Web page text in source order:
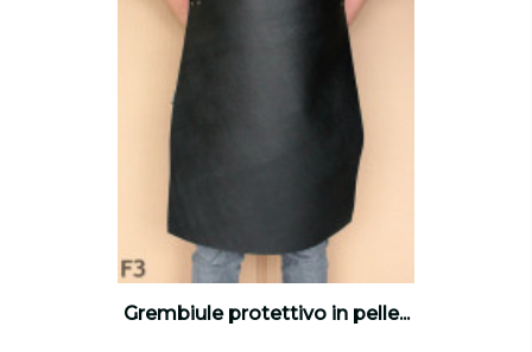
Grembiule protettivo in pelle...